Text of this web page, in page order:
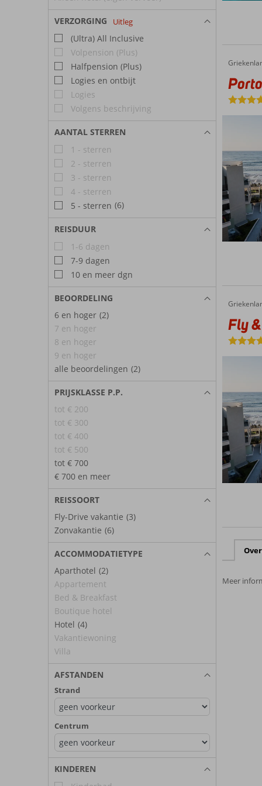
VERZORGING Uitleg
(Ultra) All Inclusive
Volpension (Plus)
Halfpension (Plus)
Logies en ontbijt
Logies
Volgens beschrijving
AANTAL STERREN
1 - sterren
2 - sterren
3 - sterren
4 - sterren
5 - sterren (6)
REISDUUR
1-6 dagen
7-9 dagen
10 en meer dgn
BEOORDELING
6 en hoger (2)
7 en hoger
8 en hoger
9 en hoger
alle beoordelingen (2)
PRIJSKLASSE P.P.
tot € 200
tot € 300
tot € 400
tot € 500
tot € 700
€ 700 en meer
REISSOORT
Fly-Drive vakantie (3)
Zonvakantie (6)
ACCOMMODATIETYPE
Aparthotel (2)
Appartement
Bed & Breakfast
Boutique hotel
Hotel (4)
Vakantiewoning
Villa
AFSTANDEN
Strand
Centrum
KINDEREN
Home
Porto Platanias Beach Luxury Selection
Home
Fly & Go Porto Platanias Beach Luxury Selection
Fly
Meer